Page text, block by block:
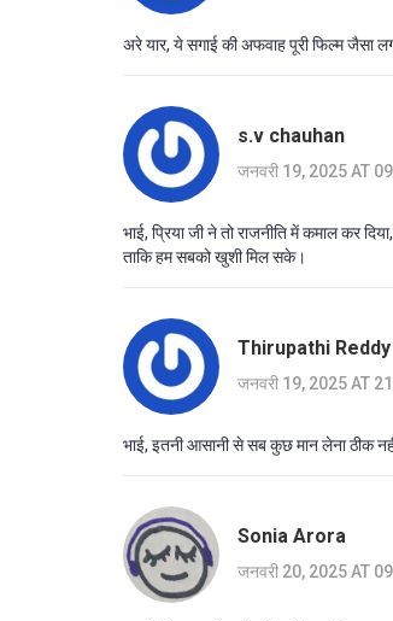
अरे यार, ये सगाई की अफवाह पूरी फिल्म जैसा
s.v chauhan
जनवरी 19, 2025 AT
भाई, प्रिया जी ने तो राजनीति में कमाल कर
ताकि हम सबको खुशी मिल सके।
Thirupathi Reddy
जनवरी 19, 2025 AT
भाई, इतनी आसानी से सब कुछ मान लेना ठीक
Sonia Arora
जनवरी 20, 2025 AT